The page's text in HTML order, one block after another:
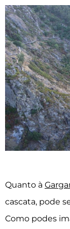
Quanto à
cascata, pode
Como podes